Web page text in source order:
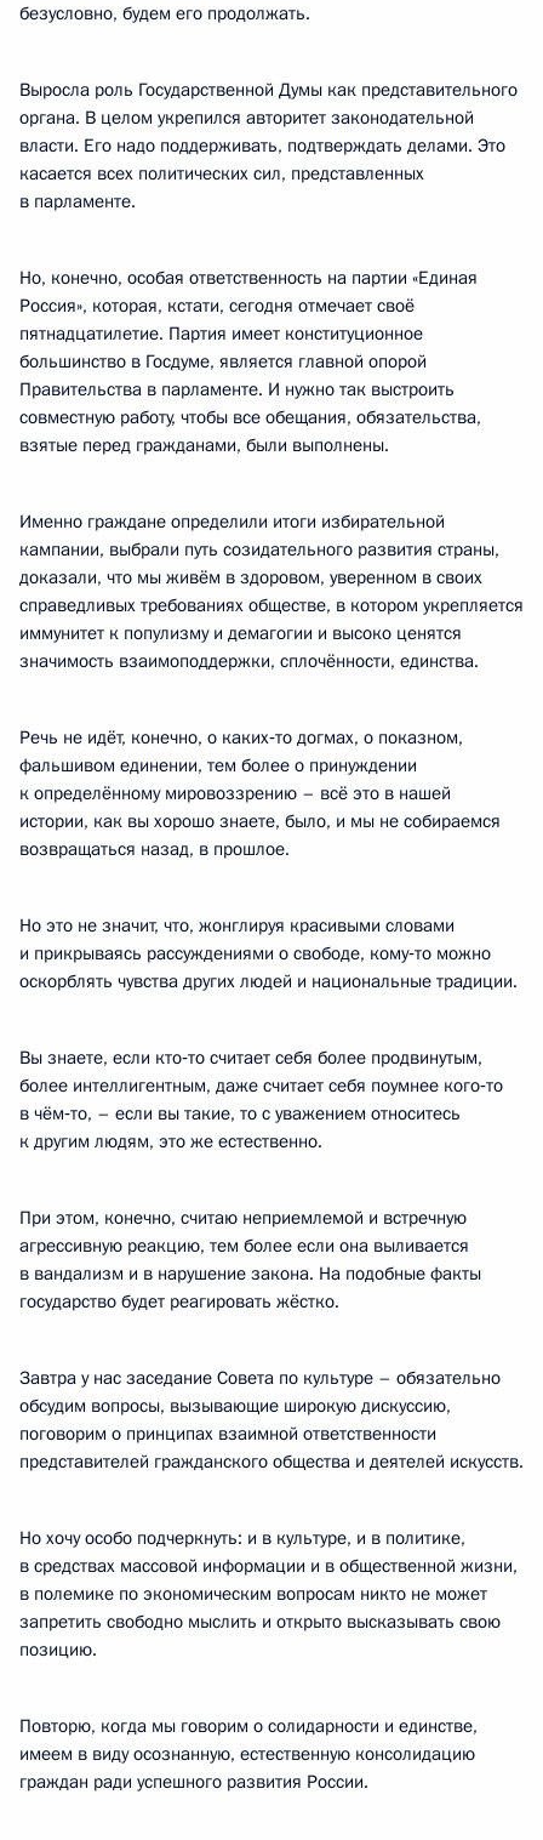
безусловно, будем его продолжать.
Выросла роль Государственной Думы как представительного
органа. В целом укрепился авторитет законодательной
власти. Его надо поддерживать, подтверждать делами. Это
касается всех политических сил, представленных
в парламенте.
Но, конечно, особая ответственность на партии «Единая
Россия», которая, кстати, сегодня отмечает своё
пятнадцатилетие. Партия имеет конституционное
большинство в Госдуме, является главной опорой
Правительства в парламенте. И нужно так выстроить
совместную работу, чтобы все обещания, обязательства,
взятые перед гражданами, были выполнены.
Именно граждане определили итоги избирательной
кампании, выбрали путь созидательного развития страны,
доказали, что мы живём в здоровом, уверенном в своих
справедливых требованиях обществе, в котором укрепляется
иммунитет к популизму и демагогии и высоко ценятся
значимость взаимоподдержки, сплочённости, единства.
Речь не идёт, конечно, о каких‑то догмах, о показном,
фальшивом единении, тем более о принуждении
к определённому мировоззрению – всё это в нашей
истории, как вы хорошо знаете, было, и мы не собираемся
возвращаться назад, в прошлое.
Но это не значит, что, жонглируя красивыми словами
и прикрываясь рассуждениями о свободе, кому‑то можно
оскорблять чувства других людей и национальные традиции.
Вы знаете, если кто‑то считает себя более продвинутым,
более интеллигентным, даже считает себя поумнее кого‑то
в чём‑то, – если вы такие, то с уважением относитесь
к другим людям, это же естественно.
При этом, конечно, считаю неприемлемой и встречную
агрессивную реакцию, тем более если она выливается
в вандализм и в нарушение закона. На подобные факты
государство будет реагировать жёстко.
Завтра у нас заседание Совета по культуре – обязательно
обсудим вопросы, вызывающие широкую дискуссию,
поговорим о принципах взаимной ответственности
представителей гражданского общества и деятелей искусств.
Но хочу особо подчеркнуть: и в культуре, и в политике,
в средствах массовой информации и в общественной жизни,
в полемике по экономическим вопросам никто не может
запретить свободно мыслить и открыто высказывать свою
позицию.
Повторю, когда мы говорим о солидарности и единстве,
имеем в виду осознанную, естественную консолидацию
граждан ради успешного развития России.